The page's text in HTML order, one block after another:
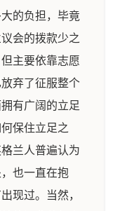
的负担，毕竟
会的拨款少之
主要依靠志愿
弃了征服整个
有广阔的立足
保住立足之
兰人普遍认为
也一直在抱
现过。当然，